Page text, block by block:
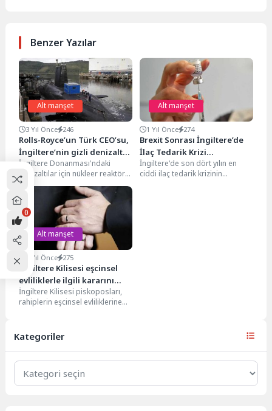
Benzer Yazılar
Alt manşet
3 Yıl Önce 246
Rolls-Royce’un Türk CEO’su,
İngiltere’nin gizli denizaltı
belgelerine erişemiyor
İngiltere Donanması'ndaki
denizaltılar için nükleer reaktör
üreten otomotiv devi Rolls-
Royce'un Türk CEO’su Tufan
Erginbilgiç’in, İngiltere’nin...
Alt manşet
1 Yıl Önce 274
Brexit Sonrası İngiltere’de
İlaç Tedarik Krizi
Derinleşiyor
İngiltere'de son dört yılın en
ciddi ilaç tedarik krizinin
Alt manşet
4 Yıl Önce 275
İngiltere Kilisesi eşcinsel
evliliklerle ilgili kararını
verdi
İngiltere Kilisesi piskoposları,
rahiplerin eşcinsel evliliklerine
Kilisesi'nin piskoposları,...
Kategoriler
Kategoriler
0